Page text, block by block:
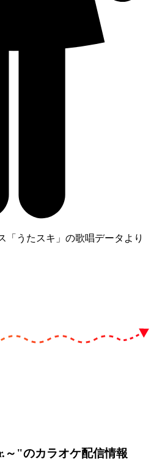
「うたスキ」の歌唱データより
～"のカラオケ配信情報